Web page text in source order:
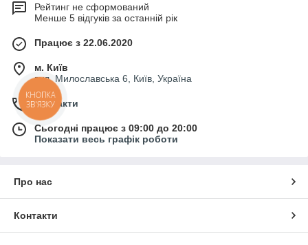
Рейтинг не сформований
Менше 5 відгуків за останній рік
Працює з 22.06.2020
м. Київ
вул. Милославська 6, Київ, Україна
Контакти
Сьогодні працює з 09:00 до 20:00
Показати весь графік роботи
Про нас
Контакти
КНОПКА
ЗВ'ЯЗКУ